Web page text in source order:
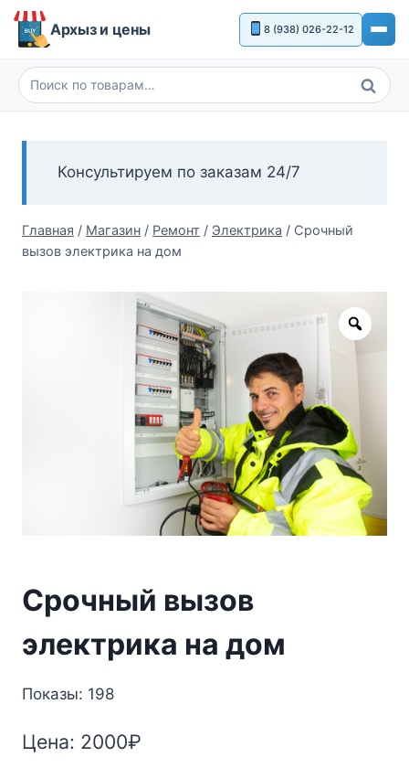
Перейти
Архыз и цены 8 (938) 026-22-12
Искать:
Поиск
Консультируем по заказам 24/7
Главная / Магазин / Ремонт / Электрика / Срочный
вызов электрика на дом
Zoom
Срочный вызов
электрика на дом
Показы: 198
Цена: 2000₽